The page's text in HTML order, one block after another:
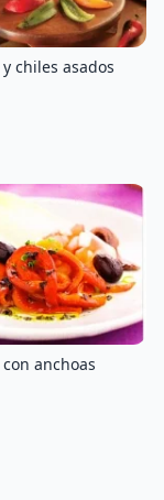
chiles asados
anchoas